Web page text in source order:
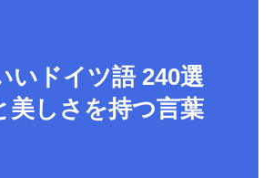
いドイツ語 240選
美しさを持つ言葉